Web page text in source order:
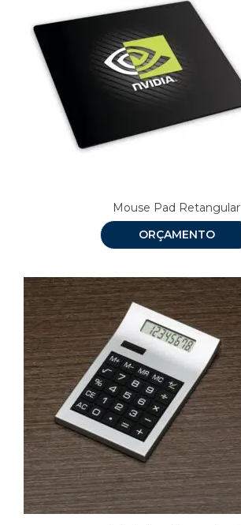
Mouse Pad Retangular
ORÇAMENTO